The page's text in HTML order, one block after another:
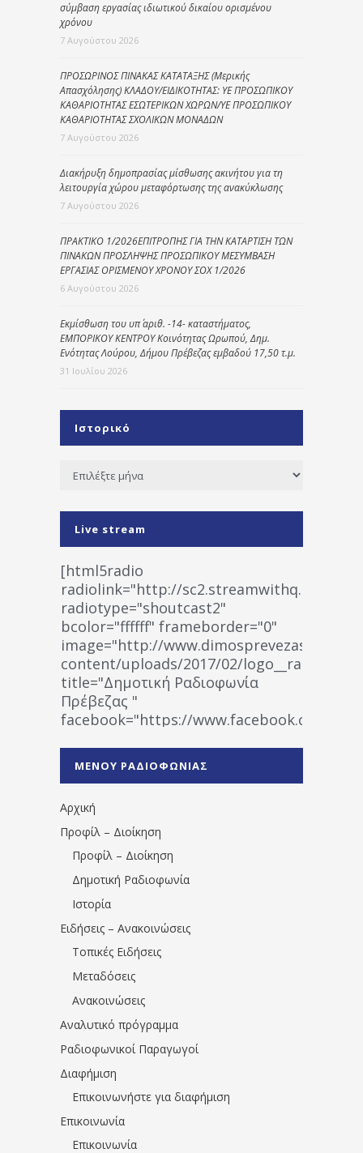
σύμβαση εργασίας ιδιωτικού δικαίου ορισμένου
χρόνου
7 Αυγούστου 2026
ΠΡΟΣΩΡΙΝΟΣ ΠΙΝΑΚΑΣ ΚΑΤΑΤΑΞΗΣ (Μερικής
Απασχόλησης) ΚΛΑΔΟΥ/ΕΙΔΙΚΟΤΗΤΑΣ: ΥΕ ΠΡΟΣΩΠΙΚΟΥ
ΚΑΘΑΡΙΟΤΗΤΑΣ ΕΣΩΤΕΡΙΚΩΝ ΧΩΡΩΝ/ΥΕ ΠΡΟΣΩΠΙΚΟΥ
ΚΑΘΑΡΙΟΤΗΤΑΣ ΣΧΟΛΙΚΩΝ ΜΟΝΑΔΩΝ
7 Αυγούστου 2026
Διακήρυξη δημοπρασίας μίσθωσης ακινήτου για τη
λειτουργία χώρου μεταφόρτωσης της ανακύκλωσης
7 Αυγούστου 2026
ΠΡΑΚΤΙΚΟ 1/2026ΕΠΙΤΡΟΠΗΣ ΓΙΑ ΤΗΝ ΚΑΤΑΡΤΙΣΗ ΤΩΝ
ΠΙΝΑΚΩΝ ΠΡΟΣΛΗΨΗΣ ΠΡΟΣΩΠΙΚΟΥ ΜΕΣΥΜΒΑΣΗ
ΕΡΓΑΣΙΑΣ ΟΡΙΣΜΕΝΟΥ ΧΡΟΝΟΥ ΣΟΧ 1/2026
6 Αυγούστου 2026
Εκμίσθωση του υπ΄ αριθ. -14- καταστήματος,
ΕΜΠΟΡΙΚΟΥ ΚΕΝΤΡΟΥ Κοινότητας Ωρωπού, Δημ.
Ενότητας Λούρου, Δήμου Πρέβεζας εμβαδού 17,50 τ.μ.
31 Ιουλίου 2026
Ιστορικό
Ιστορικό
Live stream
[html5radio
radiolink="http://
radiotype="shoutcast2"
bcolor="ffffff" frameborder="0"
image="http://www.dimosprevezas.gr/wp-
content/uploads/2017/02/
title="Δημοτική Ραδιοφωνία
Πρέβεζας "
facebook="https://www.facebook.com/
1531194763766854/" artist="" ]
ΜΕΝΟΥ ΡΑΔΙΟΦΩΝΙΑΣ
Αρχική
Προφίλ – Διοίκηση
Προφίλ – Διοίκηση
Δημοτική Ραδιοφωνία
Ιστορία
Ειδήσεις – Ανακοινώσεις
Τοπικές Ειδήσεις
Μεταδόσεις
Ανακοινώσεις
Αναλυτικό πρόγραμμα
Ραδιοφωνικοί Παραγωγοί
Διαφήμιση
Επικοινωνήστε για διαφήμιση
Επικοινωνία
Επικοινωνία